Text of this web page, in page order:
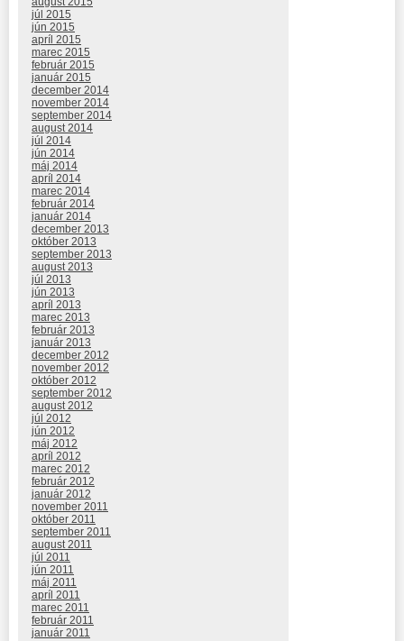
júl 2015
jún 2015
apríl 2015
marec 2015
február 2015
január 2015
december 2014
november 2014
september 2014
august 2014
júl 2014
jún 2014
máj 2014
apríl 2014
marec 2014
február 2014
január 2014
december 2013
október 2013
september 2013
august 2013
júl 2013
jún 2013
apríl 2013
marec 2013
február 2013
január 2013
december 2012
november 2012
október 2012
september 2012
august 2012
júl 2012
jún 2012
máj 2012
apríl 2012
marec 2012
február 2012
január 2012
november 2011
október 2011
september 2011
august 2011
júl 2011
jún 2011
máj 2011
apríl 2011
marec 2011
február 2011
január 2011